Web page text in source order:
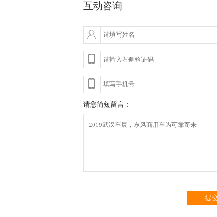
互动咨询
请您简短留言：
提